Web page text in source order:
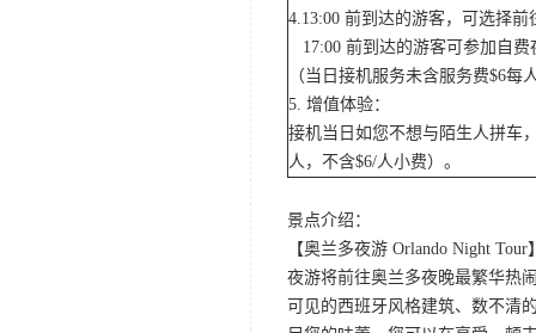
4.13:00 前到达的游客，可选择
17:00 前到达的游客可参加自
（当日接机服务未含服务费$6每
5. 增值体验：
接机当日如您不想与陌生人拼车
人，不含$6/人小费）。
景点介绍：
【奥兰多夜游 Orlando Night Tour
夜游将前往奥兰多夜晚最繁华热
可见的西班牙风格建筑、数不清